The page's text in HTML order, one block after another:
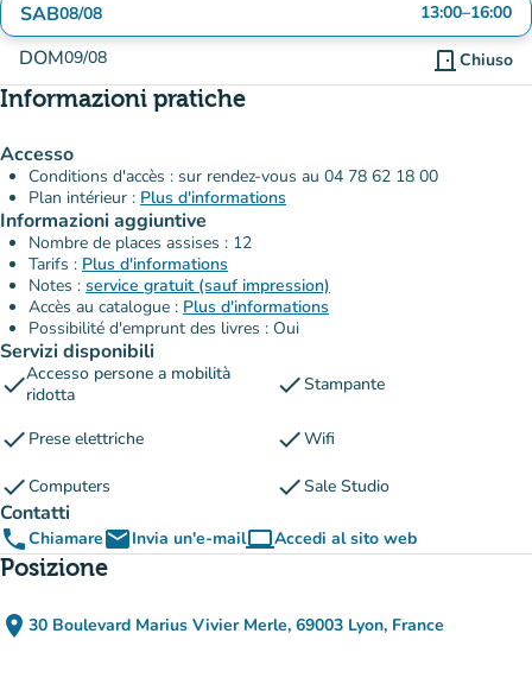
SAB08/08 13:00–16:00
DOM09/08 door_front Chiuso
Informazioni pratiche
Accesso
Conditions d'accès : sur rendez-vous au 04 78 62 18 00
Plan intérieur : Plus d'informations
Informazioni aggiuntive
Nombre de places assises : 12
Tarifs : Plus d'informations
Notes : service gratuit (sauf impression)
Accès au catalogue : Plus d'informations
Possibilité d'emprunt des livres : Oui
Servizi disponibili
checkAccesso persone a mobilità
ridotta
checkStampante
check Prese elettriche checkWifi
checkComputers checkSale Studio
Contatti
phoneChiamareemailInvia un'e-mailcomputerAccedi al sito web
(nuova scheda)
Posizione
place 30 Boulevard Marius Vivier Merle, 69003 Lyon, France
(apri in Google Maps)
(nuova scheda)